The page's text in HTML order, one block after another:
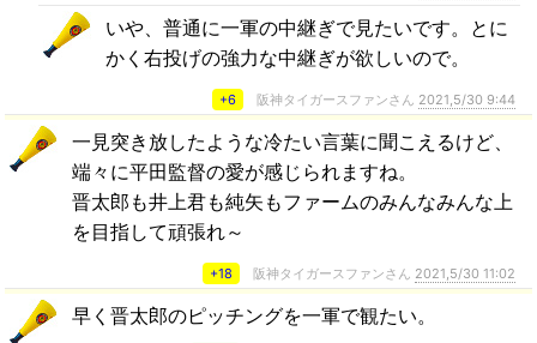
いや、普通に一軍の中継ぎで見たいです。とに
かく右投げの強力な中継ぎが欲しいので。
+6 阪神タイガースファンさん 2021,5/30 9:44
一見突き放したような冷たい言葉に聞こえるけど、
端々に平田監督の愛が感じられますね。
晋太郎も井上君も純矢もファームのみんなみんな上
を目指して頑張れ～
+18 阪神タイガースファンさん 2021,5/30 11:02
早く晋太郎のピッチングを一軍で観たい。